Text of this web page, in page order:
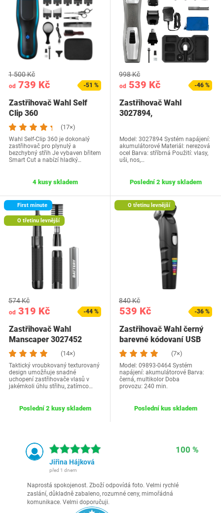
od 739 Kč
1 500 Kč
-51 %
Zastřihovač Wahl Self
Clip 360
(17×)
Wahl Self-Clip 360 je dokonalý
zastřihovač pro plynulý a
bezchybný střih Je vybaven břitem
Smart Cut a nabízí hladký…
4 kusy skladem
od 539 Kč
998 Kč
-46 %
Zastřihovač Wahl
3027894,
Model: 3027894 Systém napájení:
akumulátorové Materiál: nerezová
ocel Barva: stříbrná Použití: vlasy,
uši, nos,…
Poslední 2 kusy skladem
First minute
O třetinu levnější
od 319 Kč
574 Kč
-44 %
Zastřihovač Wahl
Manscaper 3027452
(14×)
Taktický vroubkovaný texturovaný
design umožňuje snadné
uchopení zastřihovače vlasů v
jakémkoli úhlu střihu, zatímco…
Poslední 2 kusy skladem
O třetinu levnější
539 Kč
840 Kč
-36 %
Zastřihovač Wahl černý
barevné kódovaní USB
(7×)
Model: 09893-0464 Systém
napájení: akumulátorové Barva:
černá, multikolor Doba
provozu: 240 min.
Poslední kus skladem
100 %
Jiřina Hájková
před 1 dnem
Naprostá spokojenost. Zboží odpovídá foto. Velmi rychlé
zaslání, důkladně zabaleno, rozumné ceny, mimořádná
komunikace. Velmi doporučuji.